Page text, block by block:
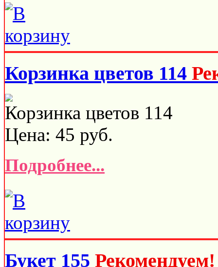
Корзинка цветов 114
Корзинка цветов 114
Цена: 45 руб.
Подробнее...
Букет 155 Рекомендуем!